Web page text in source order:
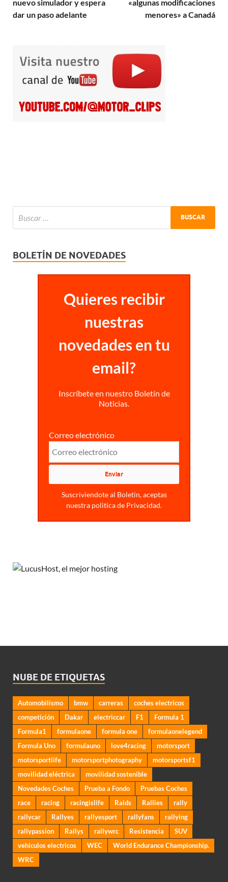
nuevo simulador y espera
dar un paso adelante
«algunas modificaciones
menores» a Canadá
BOLETÍN DE NOVEDADES
Quieres recibir
nuestras
novedades en tu
email?
Inscríbete en nuestro Boletín de
Noticias.
Correo electrónico
Suscriviendote al Boletin, aceptas
nuestra politica de Privacidad.
NUBE DE ETIQUETAS
Automobilismo bmw carreras
coches electricos
competición
Dakar electriccar F1
Formula 1
Formula1
formulaone formula one
formulaonelegend
Formula Uno
formulauno love4racing
motorsport
motorsportlife
motorsportphotography
motorsportsf1
movilidad eléctrica
movilidad sostenible
Novedades Coches
Prueba a Fondo
Pruebas Coches
race
racing racingislife Raids Rallies
rally
rallycar
Rallyes rallyesport rallyfans
rallying
rallypassion
Rallys rallywrc Resistencia
SUV
vehiculos electricos
WEC
World Endurance Championship.
WRC